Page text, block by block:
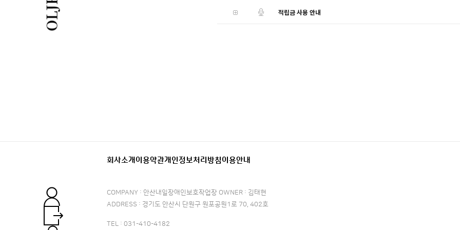
적립금 사용 안내
회사소개 이용약관개인정보처리방침이용안내
COMPANY : 안산내일장애인보호작업장 OWNER : 김태현
ADDRESS : 경기도 안산시 단원구 원포공원1로 70, 402호
TEL : 031-410-4182